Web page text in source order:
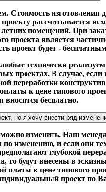
Стоимость изготовления
рассчитывается
помещений. При
проекта является
проект будет - бесплатным
технически
проектах. В случае, если
переработки
к цене типового
вносятся бесплатно.
но я хочу внести ряд
изменить. Наш
изменению, и если они
глубокой
то будут внесены в
платы к цене типового
проект по